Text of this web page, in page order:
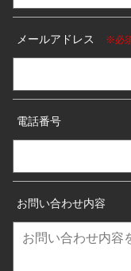
メールアドレス ※必
電話番号
お問い合わせ内容